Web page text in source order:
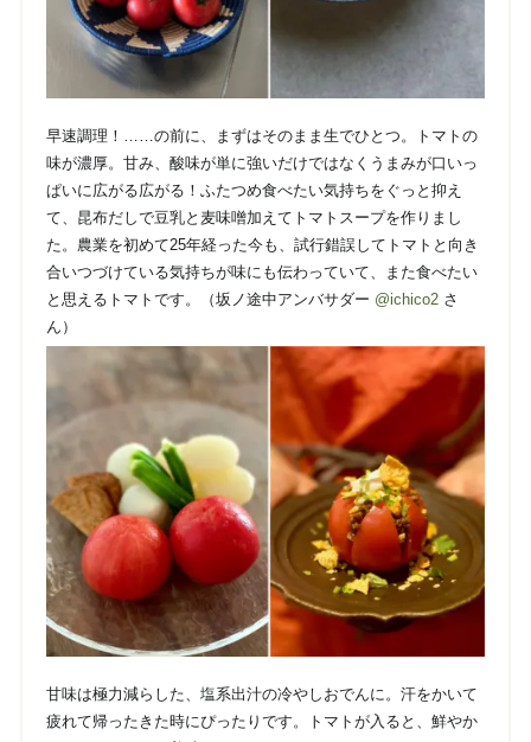
早速調理！……の前に、まずはそのまま生でひとつ。
トマトの
味が濃厚。甘み、酸味が単に強いだけではなくうまみが口いっ
ぱいに広がる広がる！ ふたつめ食べたい気持ちをぐっと抑え
て、昆布だしで豆乳と麦味噌加えてトマトスープを作りまし
た。 農業を初めて25年経った今も、試行錯誤してトマトと向き
合いつづけている気持ちが味にも伝わっていて、また食べたい
と思えるトマトです。（坂ノ途中アンバサダー @ichico2さ
ん）
甘味は極力減らした、塩系出汁の冷やしおでんに。 汗をかいて
疲れて帰ったきた時にぴったりです。
トマトが入ると、鮮やか